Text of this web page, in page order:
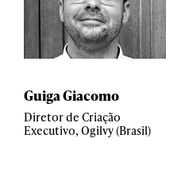
Guiga Giacomo
Diretor de Criação
Executivo, Ogilvy (Brasil)